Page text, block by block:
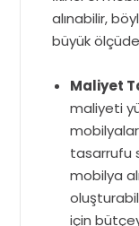
alınabilir,
büyük
Maliyet
maliyeti
tasarrufu
mobilya
için